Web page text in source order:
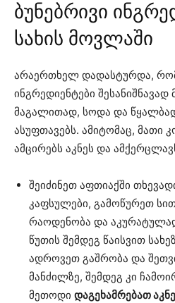
ბუნებრივი
სახის მოვლაში
არაერთხელ დადასტურდა, რომ
ინგრედიენტები შესანიშნავად
მაგალითად, სოდა და
ასუფთავებს. ამიტომაც, მათი
ამცირებს აკნეს და
შეიძინეთ აფთიაქში
კაფსულები, გამოწურეთ
რაოდენობა და
წუთის შემდეგ წაისვით
ადროვეთ გაშრობა და
მანძილზე, შემდეგ კი
მეთოდი დაგეხამრებათ